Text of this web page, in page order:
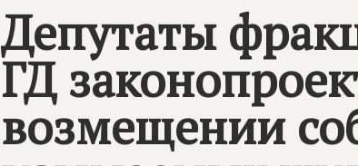
Депутаты
ГД
возмещении